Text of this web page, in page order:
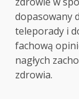
dopasowany
teleporady i
fachową
nagłych
zdrowia.